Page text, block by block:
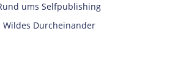
ums Selfpublishing
Wildes Durcheinander